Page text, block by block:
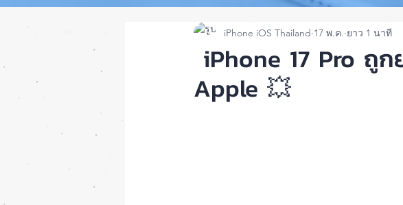
iPhone 17 Pro ถูก
Apple 💥
iPhone iOS Thailand 17 พ.ค. ยาว 1 นาที